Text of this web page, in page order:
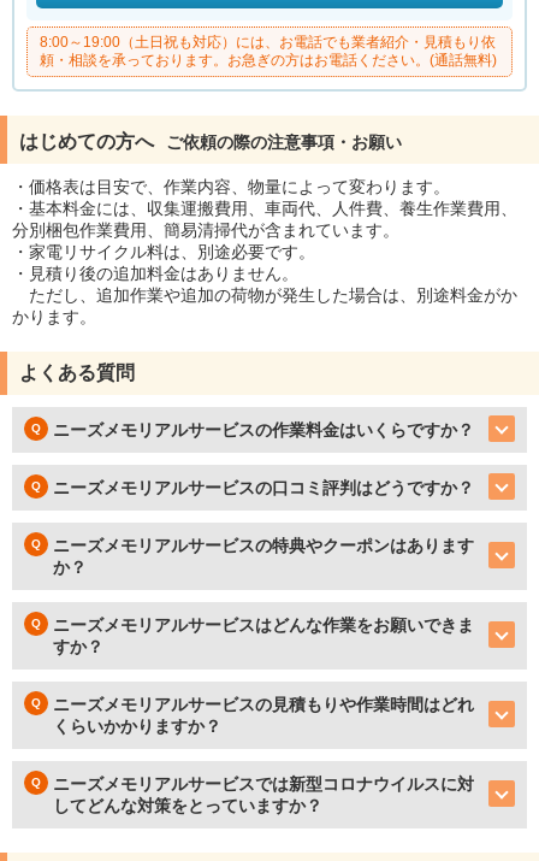
8:00～19:00（土日祝も対応）には、お電話でも業者紹介・見積もり依
頼・相談を承っております。お急ぎの方はお電話ください。(通話無料)
はじめての方へ ご依頼の際の注意事項・お願い
・価格表は目安で、作業内容、物量によって変わります。
・基本料金には、収集運搬費用、車両代、人件費、養生作業費用、
分別梱包作業費用、簡易清掃代が含まれています。
・家電リサイクル料は、別途必要です。
・見積り後の追加料金はありません。
ただし、追加作業や追加の荷物が発生した場合は、別途料金がか
かります。
よくある質問
ニーズメモリアルサービスの作業料金はいくらですか？
ニーズメモリアルサービスの口コミ評判はどうですか？
ニーズメモリアルサービスの特典やクーポンはあります
か？
ニーズメモリアルサービスはどんな作業をお願いできま
すか？
ニーズメモリアルサービスの見積もりや作業時間はどれ
くらいかかりますか？
ニーズメモリアルサービスでは新型コロナウイルスに対
してどんな対策をとっていますか？